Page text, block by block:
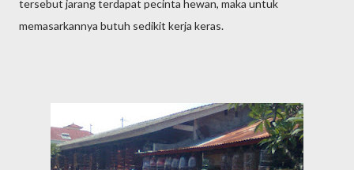
tersebut jarang terdapat pecinta hewan, maka untuk
memasarkannya butuh sedikit kerja keras.